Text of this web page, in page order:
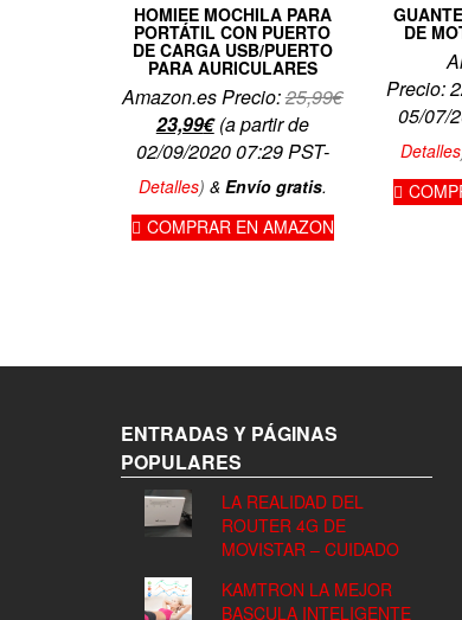
HOMIEE MOCHILA PARA
PORTÁTIL CON PUERTO
DE CARGA USB/PUERTO
PARA AURICULARES
Amazon.es Precio:25,99€
El
precio
original
25,99€.
23,99€El
precio
actual
23,99€.
(a partir de
02/09/2020 07:29 PST-
Detalles) & Envío gratis.
COMPRAR EN AMAZON
DE
Precio:
05/07/
Detalles
ENTRADAS Y PÁGINAS
POPULARES
LA REALIDAD DEL
ROUTER 4G DE
MOVISTAR – CUIDADO
KAMTRON LA MEJOR
BASCULA INTELIGENTE